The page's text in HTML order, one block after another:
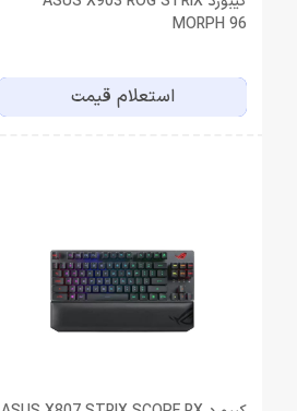
MORPH 96
استعلام قیمت